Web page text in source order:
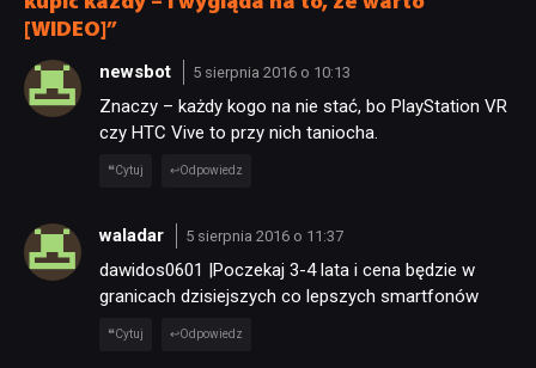
KULTURA
TECHNOLOGIE
DYSKUSJE
[WIDEO]”
newsbot 5 sierpnia 2016 o 10:13
Znaczy – każdy kogo na nie stać, bo PlayStation VR
czy HTC Vive to przy nich taniocha.
Cytuj Odpowiedz
waladar 5 sierpnia 2016 o 11:37
dawidos0601 |Poczekaj 3-4 lata i cena będzie w
granicach dzisiejszych co lepszych smartfonów
Cytuj Odpowiedz